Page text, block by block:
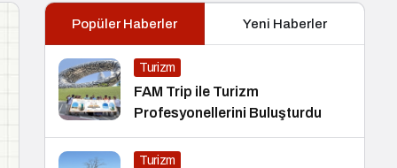
Popüler Haberler Yeni Haberler
Turizm
FAM Trip ile Turizm
Profesyonellerini Buluşturdu
Turizm